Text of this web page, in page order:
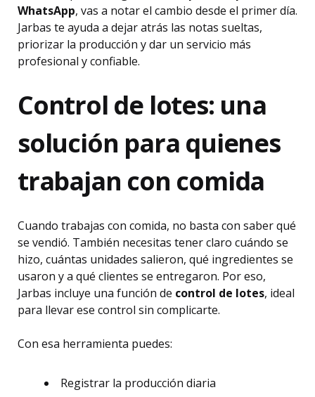
WhatsApp, vas a notar el cambio desde el primer día.
Jarbas te ayuda a dejar atrás las notas sueltas,
priorizar la producción y dar un servicio más
profesional y confiable.
Control de lotes: una
solución para quienes
trabajan con comida
Cuando trabajas con comida, no basta con saber qué
se vendió. También necesitas tener claro cuándo se
hizo, cuántas unidades salieron, qué ingredientes se
usaron y a qué clientes se entregaron. Por eso,
Jarbas incluye una función de control de lotes, ideal
para llevar ese control sin complicarte.
Con esa herramienta puedes:
Registrar la producción diaria